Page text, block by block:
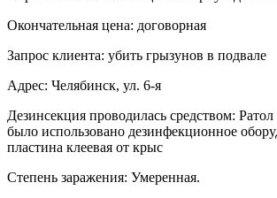
Окончательная цена: договорная
Запрос клиента: убить грызунов в подвале
Адрес: Челябинск, ул. 6-я
Дезинсекция проводилась средством:
было использовано дезинфекционное
пластина клеевая от крыс
Степень заражения: Умеренная.